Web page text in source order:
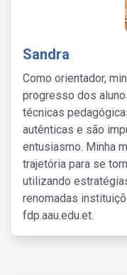
Sandra
Como orientador,
progresso dos
técnicas
autênticas e são
entusiasmo. Minha
trajetória para se
utilizando
renomadas
fdp.aau.edu.et.